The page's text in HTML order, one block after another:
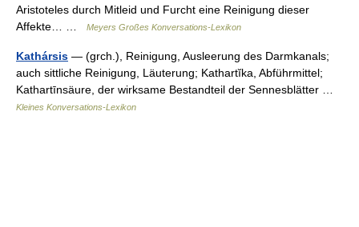
Aristoteles durch Mitleid und Furcht eine Reinigung dieser
Affekte… …
Meyers Großes Konversations-Lexikon
Kathársis — (grch.), Reinigung, Ausleerung des Darmkanals;
auch sittliche Reinigung, Läuterung; Kathartĭka, Abführmittel;
Kathartīnsäure, der wirksame Bestandteil der Sennesblätter …
Kleines Konversations-Lexikon